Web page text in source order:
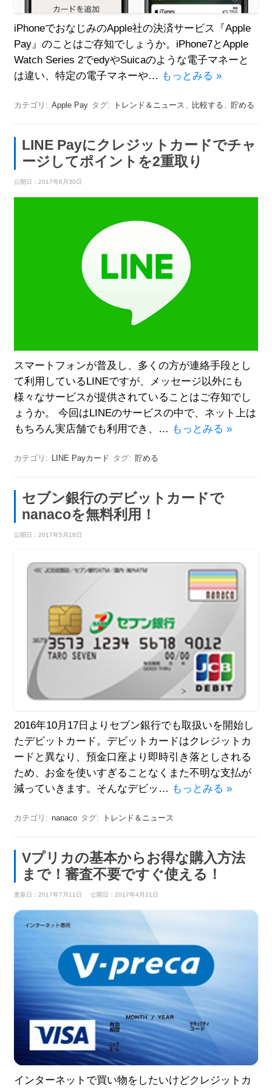
iPhoneでおなじみのApple社の決済サービス『Apple
Pay』のことはご存知でしょうか。iPhone7とApple
Watch Series 2でedyやSuicaのような電子マネーと
は違い、特定の電子マネーや… もっとみる »
カテゴリ: Apple Pay タグ: トレンド＆ニュース , 比較する , 貯める
LINE Payにクレジットカードでチャ
ージしてポイントを2重取り
公開日： 2017年6月30日
スマートフォンが普及し、多くの方が連絡手段とし
て利用しているLINEですが、メッセージ以外にも
様々なサービスが提供されていることはご存知でし
ょうか。 今回はLINEのサービスの中で、ネット上は
もちろん実店舗でも利用でき、… もっとみる »
カテゴリ: LINE Payカード タグ: 貯める
セブン銀行のデビットカードで
nanacoを無料利用！
公開日： 2017年5月18日
2016年10月17日よりセブン銀行でも取扱いを開始し
たデビットカード。デビットカードはクレジットカ
ードと異なり、預金口座より即時引き落としされる
ため、お金を使いすぎることなくまた不明な支払が
減っていきます。そんなデビッ… もっとみる »
カテゴリ: nanaco タグ: トレンド＆ニュース
Vプリカの基本からお得な購入方法
まで！審査不要ですぐ使える！
更新日：2017年7月11日 公開日：2017年4月21日
インターネットで買い物をしたいけどクレジットカ